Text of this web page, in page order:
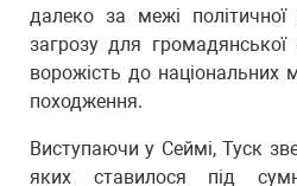
далеко за межі
загрозу для
ворожість до національних
походження.
Виступаючи у Сеймі, Туск
яких ставилося під